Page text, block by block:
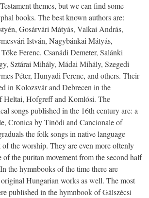
themes, but we can find some
books. The best known authors are:
Gosárvári Mátyás, Valkai András,
István, Nagybánkai Mátyás,
Ferenc, Csanádi Demeter, Salánki
Sztárai Mihály, Mádai Mihály, Szegedi
Péter, Hunyadi Ferenc, and others. Their
in Kolozsvár and Debrecen in the
Heltai, Hofgreff and Komlósi. The
songs published in the 16th century are: a
Cronica by Tinódi and Cancionale of
the folk songs in native language
of the worship. They are even more oftenly
of the puritan movement from the second half
the hymnbooks of the time there are
Hungarian works as well. The most
published in the hymnbook of Gálszécsi